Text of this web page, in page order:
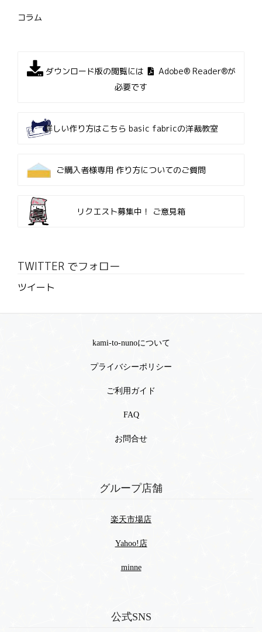
コラム
ダウンロード版の閲覧には
Adobe® Reader®が
必要です
詳しい作り方はこちら basic fabricの洋裁教室
ご購入者様専用 作り方についてのご質問
リクエスト募集中！ ご意見箱
TWITTER でフォロー
ツイート
kami-to-nunoについて
プライバシーポリシー
ご利用ガイド
FAQ
お問合せ
グループ店舗
楽天市場店
Yahoo!店
minne
公式SNS